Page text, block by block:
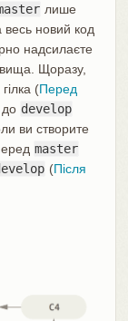
лише
весь новий код
надсилаєте
Щоразу,
(Перед
до develop
ви створите
master
(Після